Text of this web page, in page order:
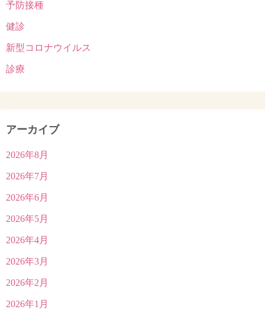
予防接種
健診
新型コロナウイルス
診療
アーカイブ
2026年8月
2026年7月
2026年6月
2026年5月
2026年4月
2026年3月
2026年2月
2026年1月